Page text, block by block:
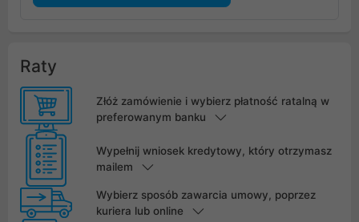
Raty
Złóż zamówienie i wybierz płatność ratalną w
preferowanym banku
Wypełnij wniosek kredytowy, który otrzymasz
mailem
Wybierz sposób zawarcia umowy, poprzez
kuriera lub online